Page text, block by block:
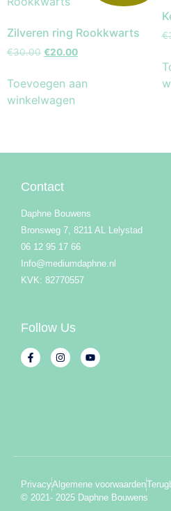
Zilveren ring Rookkwarts
€30.00 €20.00
Toevoegen aan
winkelwagen
€
Contact
Daphne Bouwens
Bronsweg 7, 8211 AL Lelystad
06 12 95 17 66
Info@mediumdaphne.nl
KVK: 82770557
Follow Us
PrivacyAlgemene voorwaarden
© 2021- 2025 Daphne Bouwens